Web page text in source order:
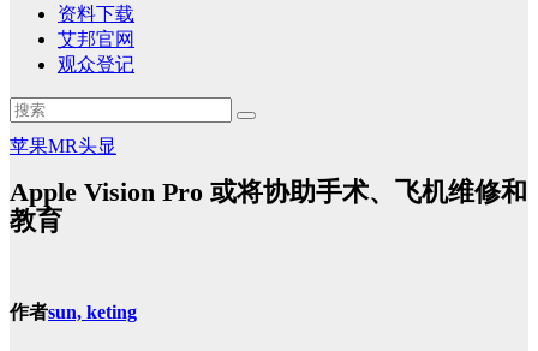
资料下载
艾邦官网
观众登记
苹果MR头显
Apple Vision Pro 或将协助手术、飞机维修和
教育
作者sun, keting